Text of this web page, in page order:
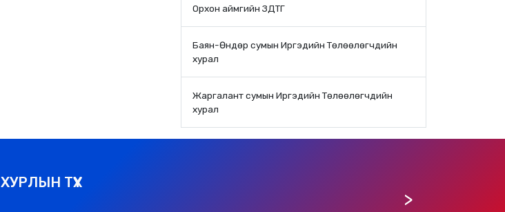
Орхон аймгийн ЗДТГ
Баян-Өндөр сумын Иргэдийн Төлөөлөгчдийн
хурал
Жаргалант сумын Иргэдийн Төлөөлөгчдийн
хурал
ХУРЛЫН ТҮҮХ